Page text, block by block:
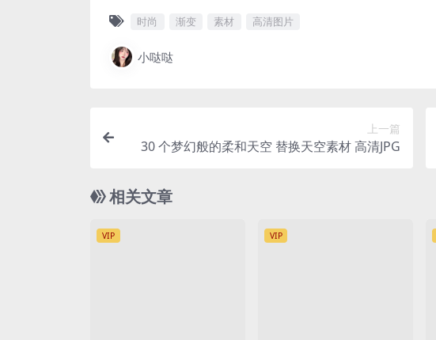
时尚 渐变 素材 高清图片
小哒哒
上一篇
30 个梦幻般的柔和天空 替换天空素材 高清JPG
相关文章
VIP VIP